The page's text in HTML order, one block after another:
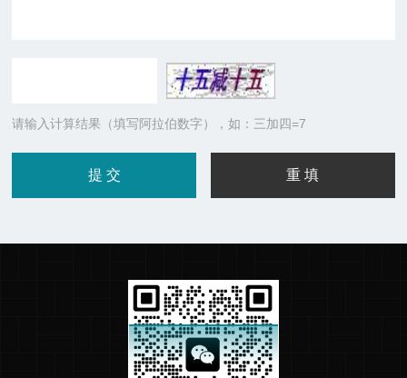
请输入计算结果（填写阿拉伯数字），如：三加四=7